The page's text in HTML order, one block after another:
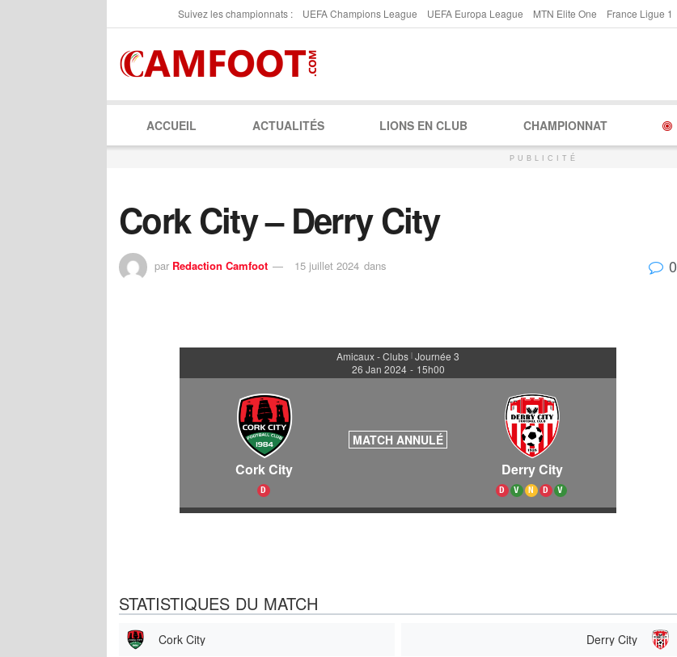
Suivez les championnats : UEFA Champions League UEFA Europa League MTN Elite One France Ligue 1
ACCUEIL ACTUALITÉS LIONS EN CLUB CHAMPIONNAT
PUBLICITÉ
Cork City – Derry City
par Redaction Camfoot 15 juillet 2024 dans 0
Amicaux - Clubs | Journée 3
26 Jan 2024 - 15h00
Cork City
D
MATCH ANNULÉ
Derry City
D V N D V
STATISTIQUES DU MATCH
Cork City Derry City